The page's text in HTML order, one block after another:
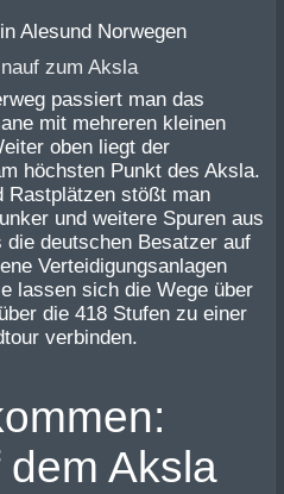
zum Aksla
passiert man das
mit mehreren kleinen
oben liegt der
höchsten Punkt des Aksla.
Rastplätzen stößt man
und weitere Spuren aus
deutschen Besatzer auf
Verteidigungsanlagen
lassen sich die Wege über
die 418 Stufen zu einer
verbinden.
Aksla